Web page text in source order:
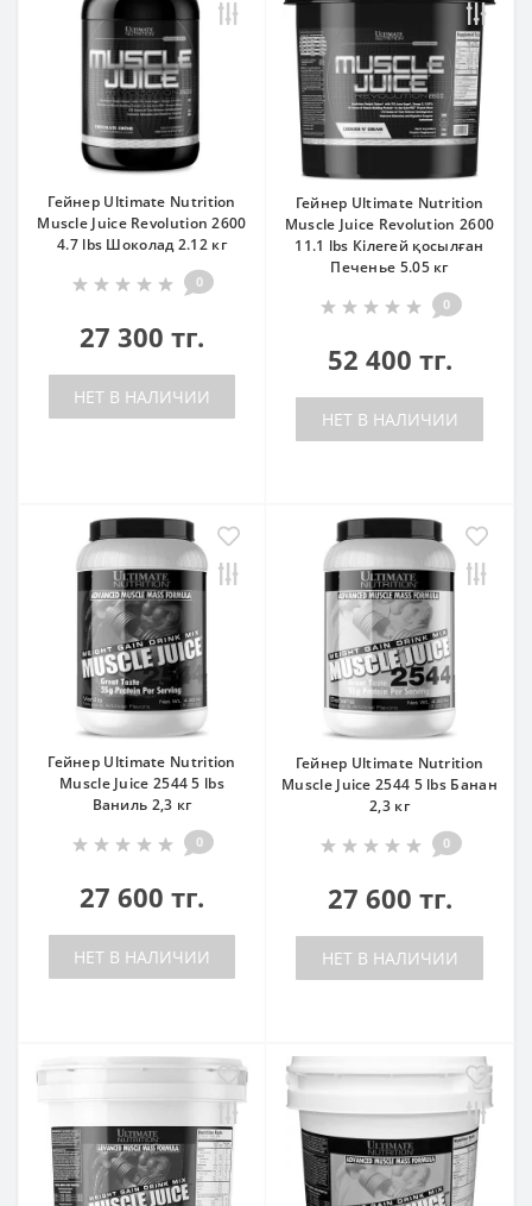
Гейнер Ultimate Nutrition
Muscle Juice Revolution 2600
4.7 lbs Шоколад 2.12 кг
0
27 300 тг.
НЕТ В НАЛИЧИИ
Гейнер Ultimate Nutrition
Muscle Juice Revolution 2600
11.1 lbs Кілегей қосылған
Печенье 5.05 кг
0
52 400 тг.
НЕТ В НАЛИЧИИ
Гейнер Ultimate Nutrition
Muscle Juice 2544 5 lbs
Ваниль 2,3 кг
0
27 600 тг.
НЕТ В НАЛИЧИИ
Гейнер Ultimate Nutrition
Muscle Juice 2544 5 lbs Банан
2,3 кг
0
27 600 тг.
НЕТ В НАЛИЧИИ